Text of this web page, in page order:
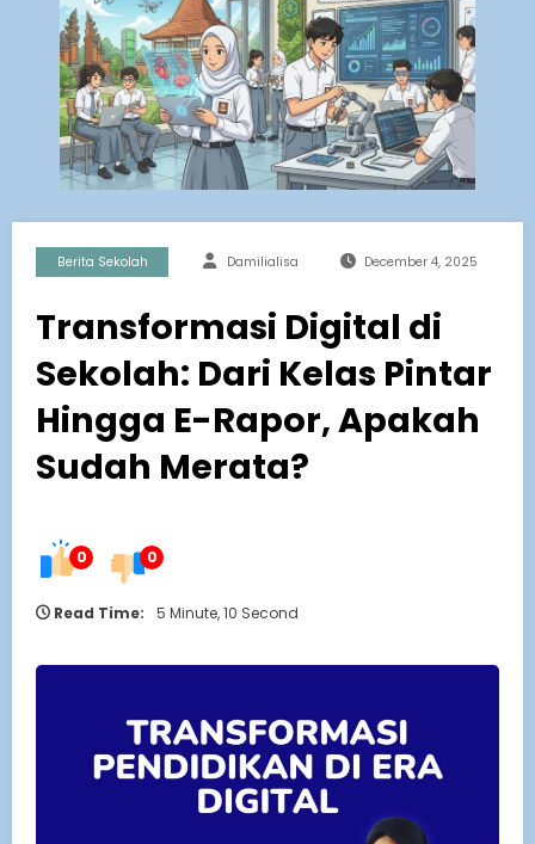
Berita Sekolah Damilialisa December 4, 2025
Transformasi Digital di
Sekolah: Dari Kelas Pintar
Hingga E-Rapor, Apakah
Sudah Merata?
0 0
Read Time: 5 Minute, 10 Second